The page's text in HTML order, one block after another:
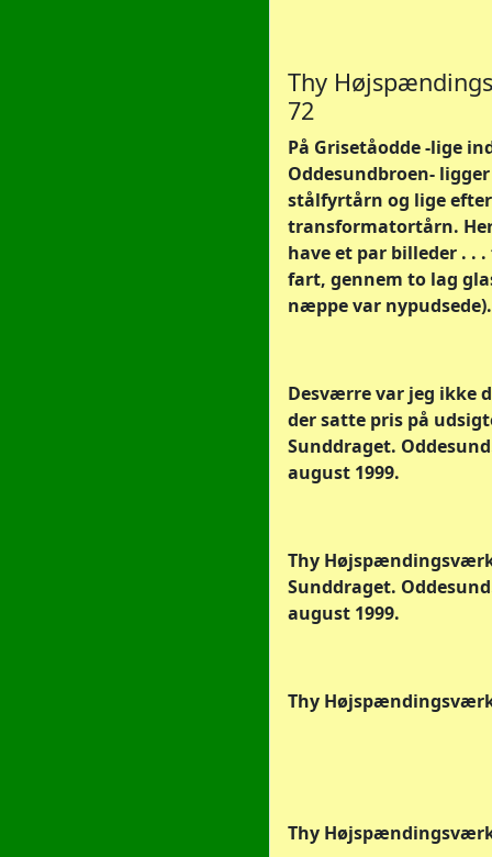
Thy
72
På Grisetåodde -lige
Oddesundbroen-
stålfyrtårn og lige
transformatortårn.
have et par billeder . .
fart, gennem to lag
næppe var nypudsede).
Desværre var jeg ikke
der satte pris på
Sunddraget.
august 1999.
Thy
Sunddraget.
august 1999.
Thy
Thy